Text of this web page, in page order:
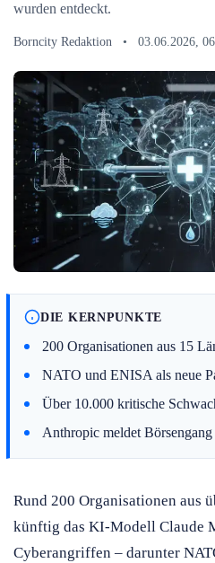
wurden entdeckt.
Borncity Redaktion • 03.06.2026,
DIE KERNPUNKTE
200 Organisationen aus 15
NATO und ENISA als neue
Über 10.000 kritische
Anthropic meldet Börsengang
Rund 200 Organisationen aus
künftig das KI-Modell Claude
Cyberangriffen – darunter